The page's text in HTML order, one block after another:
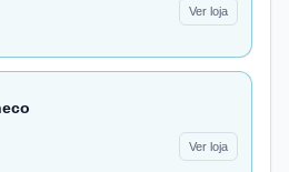
Ver loja
Ver loja